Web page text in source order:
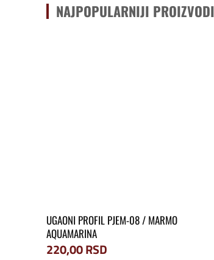
NAJPOPULARNIJI PROIZVODI
UGAONI PROFIL PJEM-08 / MARMO
AQUAMARINA
220,00RSD